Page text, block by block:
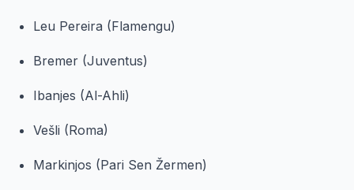
Leu Pereira (Flamengu)
Bremer (Juventus)
Ibanjes (Al-Ahli)
Vešli (Roma)
Markinjos (Pari Sen Žermen)